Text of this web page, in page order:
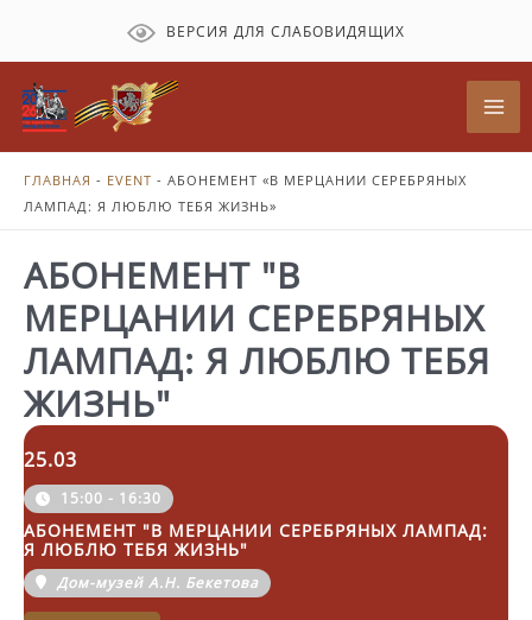
содержимому
ВЕРСИЯ ДЛЯ СЛАБОВИДЯЩИХ
ГЛАВНАЯ - EVENT - АБОНЕМЕНТ «В МЕРЦАНИИ СЕРЕБРЯНЫХ
ЛАМПАД: Я ЛЮБЛЮ ТЕБЯ ЖИЗНЬ»
АБОНЕМЕНТ "В
МЕРЦАНИИ СЕРЕБРЯНЫХ
ЛАМПАД: Я ЛЮБЛЮ ТЕБЯ
ЖИЗНЬ"
25.03
15:00 - 16:30
АБОНЕМЕНТ "В МЕРЦАНИИ СЕРЕБРЯНЫХ ЛАМПАД:
Я ЛЮБЛЮ ТЕБЯ ЖИЗНЬ"
Дом-музей А.Н. Бекетова